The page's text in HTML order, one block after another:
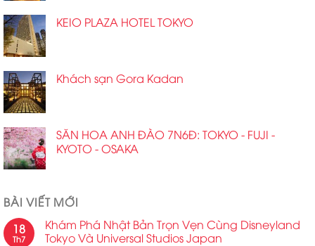
KEIO PLAZA HOTEL TOKYO
Khách sạn Gora Kadan
SĂN HOA ANH ĐÀO 7N6Đ: TOKYO - FUJI -
KYOTO - OSAKA
BÀI VIẾT MỚI
18
Th7
Khám Phá Nhật Bản Trọn Vẹn Cùng Disneyland
Tokyo Và Universal Studios Japan